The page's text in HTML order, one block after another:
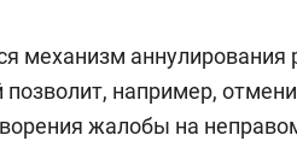
механизм
позволит, например,
жалобы на